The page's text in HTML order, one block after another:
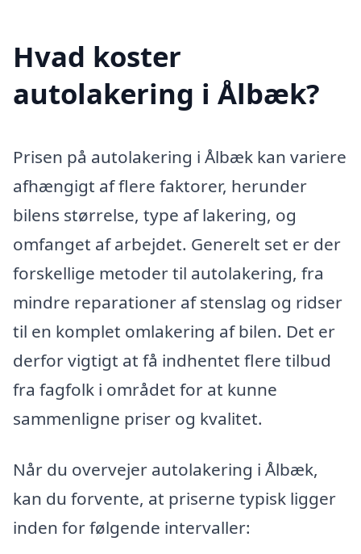
Hvad koster
autolakering i Ålbæk?
Prisen på autolakering i Ålbæk kan variere
afhængigt af flere faktorer, herunder
bilens størrelse, type af lakering, og
omfanget af arbejdet. Generelt set er der
forskellige metoder til autolakering, fra
mindre reparationer af stenslag og ridser
til en komplet omlakering af bilen. Det er
derfor vigtigt at få indhentet flere tilbud
fra fagfolk i området for at kunne
sammenligne priser og kvalitet.
Når du overvejer autolakering i Ålbæk,
kan du forvente, at priserne typisk ligger
inden for følgende intervaller: